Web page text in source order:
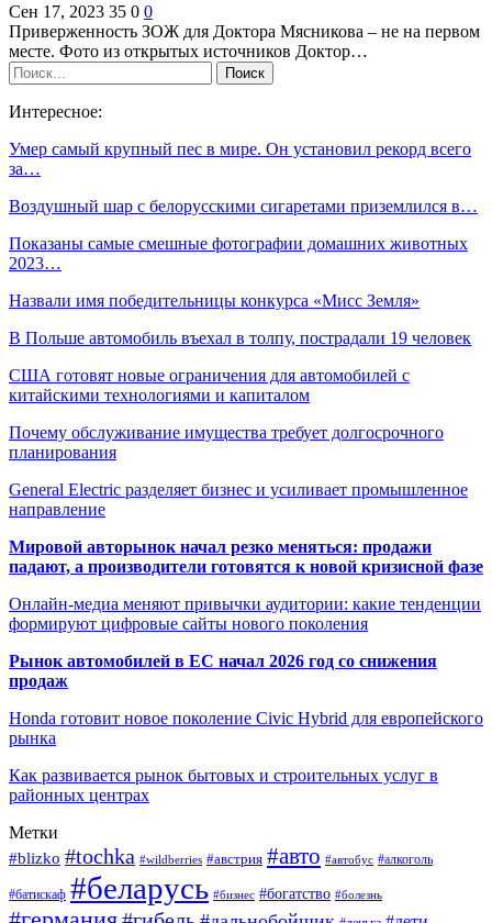
Сен 17, 2023 35 0 0
Приверженность ЗОЖ для Доктора Мясникова – не на первом
месте. Фото из открытых источников Доктор…
Интересное:
Умер самый крупный пес в мире. Он установил рекорд всего
за…
Воздушный шар с белорусскими сигаретами приземлился в…
Показаны самые смешные фотографии домашних животных
2023…
Назвали имя победительницы конкурса «Мисс Земля»
В Польше автомобиль въехал в толпу, пострадали 19 человек
США готовят новые ограничения для автомобилей с
китайскими технологиями и капиталом
Почему обслуживание имущества требует долгосрочного
планирования
General Electric разделяет бизнес и усиливает промышленное
направление
Мировой авторынок начал резко меняться: продажи
падают, а производители готовятся к новой кризисной фазе
Онлайн-медиа меняют привычки аудитории: какие тенденции
формируют цифровые сайты нового поколения
Рынок автомобилей в ЕС начал 2026 год со снижения
продаж
Honda готовит новое поколение Civic Hybrid для европейского
рынка
Как развивается рынок бытовых и строительных услуг в
районных центрах
Метки
#blizko #tochka #wildberries #австрия #авто #автобус #алкоголь
#батискаф #беларусь #бизнес #богатство #болезнь